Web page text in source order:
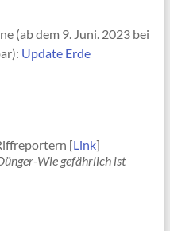
(ab dem 9. Juni. 2023 bei
Update Erde
[Link]
Wie gefährlich ist